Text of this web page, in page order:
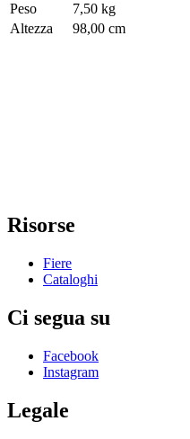
Peso
7,50 kg
Altezza
98,00 cm
Risorse
Fiere
Cataloghi
Ci segua su
Facebook
Instagram
Legale